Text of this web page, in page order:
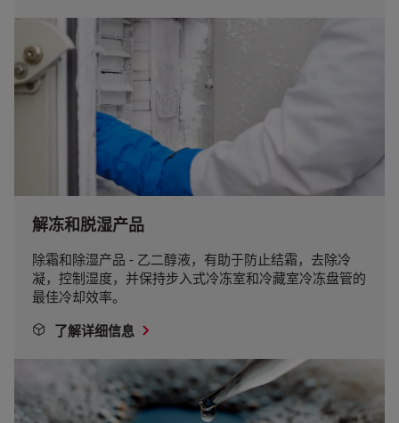
解冻和脱湿产品
除霜和除湿产品 - 乙二醇液，有助于防止结霜，去除冷
凝，控制湿度，并保持步入式冷冻室和冷藏室冷冻盘管的
最佳冷却效率。
了解详细信息